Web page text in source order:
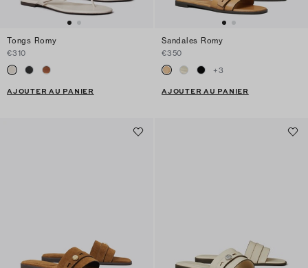
Tongs Romy
€310
AJOUTER AU PANIER
Sandales Romy
€350
+3
AJOUTER AU PANIER